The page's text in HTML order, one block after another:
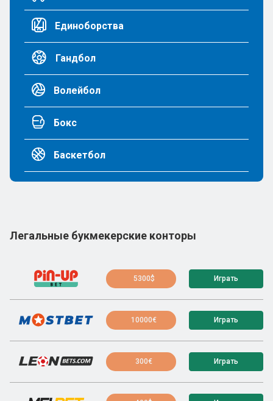
Единоборства
Гандбол
Волейбол
Бокс
Баскетбол
Легальные букмекерские конторы
5300$ Играть
10000€ Играть
300€ Играть